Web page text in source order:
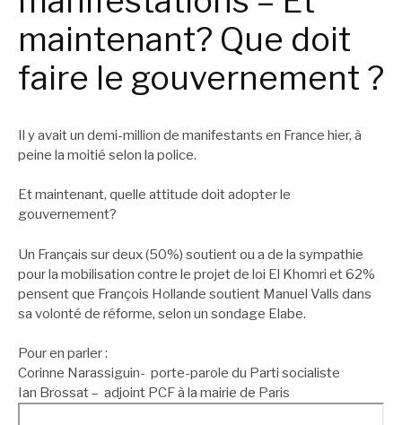
maintenant? Que doit
faire le gouvernement ?
Il y avait un demi-million de manifestants en France hier, à
peine la moitié selon la police.
Et maintenant, quelle attitude doit adopter le
gouvernement?
Un Français sur deux (50%) soutient ou a de la sympathie
pour la mobilisation contre le projet de loi El Khomri et 62%
pensent que François Hollande soutient Manuel Valls dans
sa volonté de réforme, selon un sondage Elabe.
Pour en parler :
Corinne Narassiguin- porte-parole du Parti socialiste
Ian Brossat – adjoint PCF à la mairie de Paris